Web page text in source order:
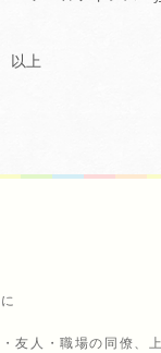
以上
友人・職場の同僚、